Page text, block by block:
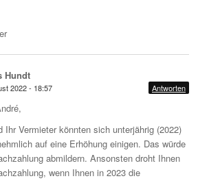
Hundt
2022 - 18:57 Antworten
Ihr Vermieter könnten sich unterjährig (2022)
auf eine Erhöhung einigen. Das würde
abmildern. Ansonsten droht Ihnen
wenn Ihnen in 2023 die